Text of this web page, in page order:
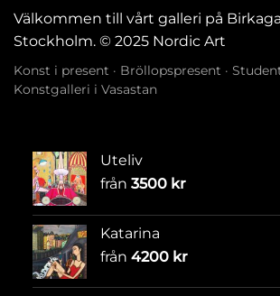
Välkommen till vårt galleri på
Stockholm. © 2025 Nordic Art
Konst i present · Bröllopspresent ·
Konstgalleri i Vasastan
Uteliv
från 3500 kr
Katarina
från 4200 kr